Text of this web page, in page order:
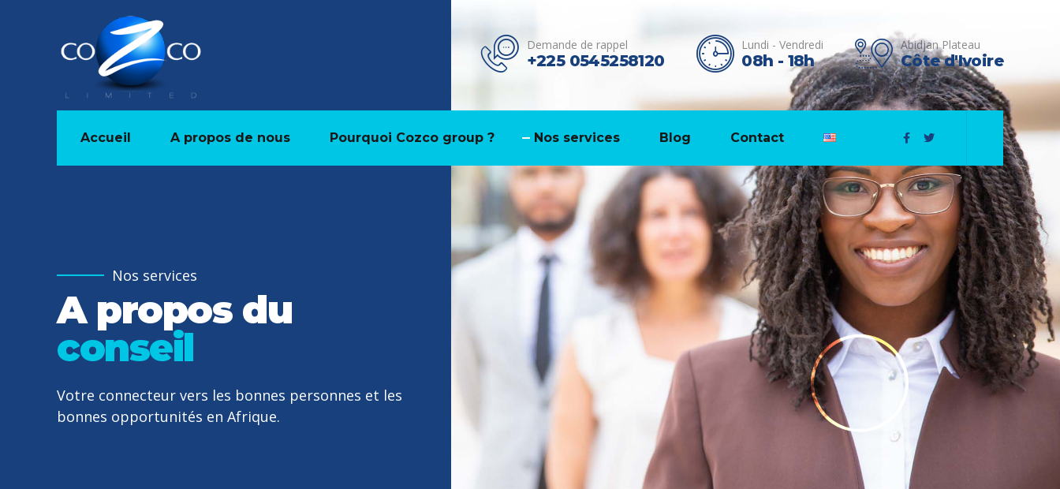
Demande de rappel
+225 0545258120
Lundi - Vendredi
08h - 18h
Abidjan Plateau
Côte d'Ivoire
Accueil A propos de nous Pourquoi Cozco group ? Nos services Blog Contact
Nos services
A propos du
conseil
Votre connecteur vers les bonnes personnes et les
bonnes opportunités en Afrique.